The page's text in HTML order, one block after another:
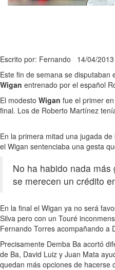
Escrito por: Fernando 14/04/2013
Este fin de semana se
Wigan entrenado por el español
El modesto Wigan fue el primer
final. Los de Roberto Martínez
En la primera mitad una jugada
el Wigan sentenciaba una gesta
No ha habido nada
se merecen un crédito
En la final el Wigan ya no será
Silva pero con un Touré
Fernando Torres acompañando a
Precisamente Demba Ba acortó
de Ba, David Luiz y Juan Mata
quedan más opciones de hacerse